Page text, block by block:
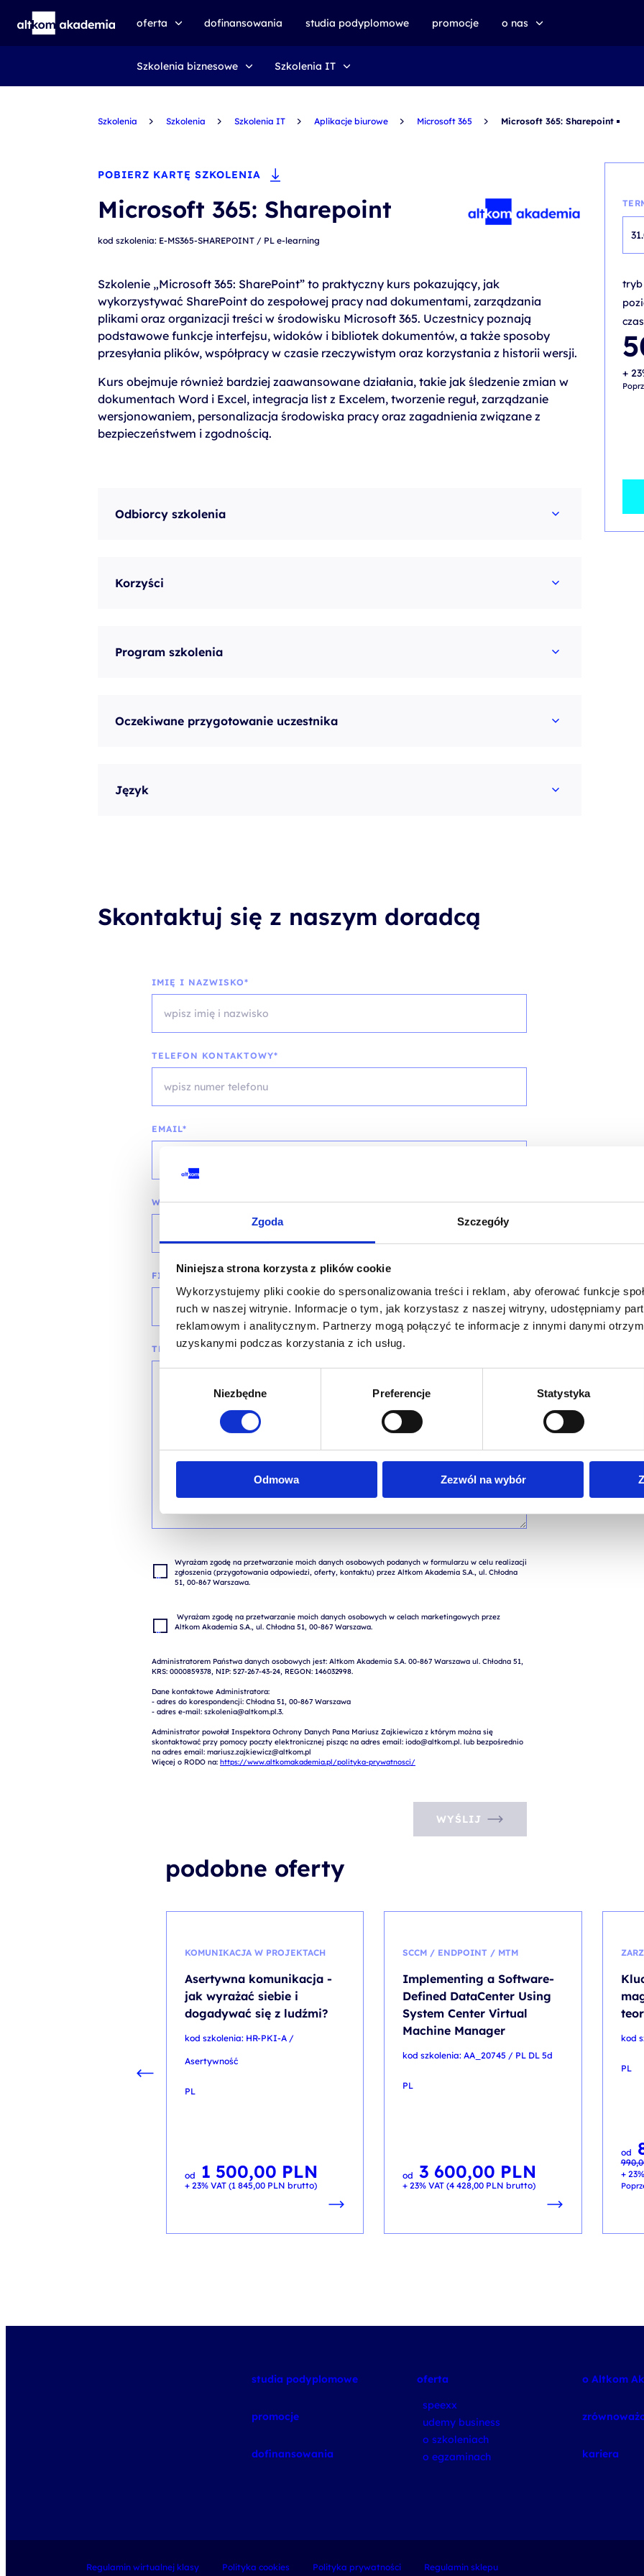
Zgoda Szczegóły
Niniejsza strona korzysta z plików cookie
Wykorzystujemy pliki cookie do spersonalizowania treści i reklam, aby oferować funkcje
ruch w naszej witrynie. Informacje o tym, jak korzystasz z naszej witryny, udostępniamy
reklamowym i analitycznym. Partnerzy mogą połączyć te informacje z innymi danymi
uzyskanymi podczas korzystania z ich usług.
Niezbędne Preferencje Statystyka
Odmowa Zezwól na wybór
oferta
speexx
certyfikat DMI
AI First
szkolenia VR
szkolenia dla produkcji
voucher szkoleniowy
szkolenia Broadcom
szkolenia SAP
szkolenia SAS
formuły szkoleń MS
szkolenia
dofinansowania studia podyplomowe promocje o nas
Szkolenia biznesowe Szkolenia IT
Szkolenia Szkolenia Szkolenia IT Aplikacje biurowe Microsoft 365 Microsoft 365: Sharepoint
POBIERZ KARTĘ SZKOLENIA
Microsoft 365: Sharepoint
kod szkolenia: E-MS365-SHAREPOINT / PL e-learning
Szkolenie „Microsoft 365: SharePoint” to praktyczny kurs pokazujący, jak
wykorzystywać SharePoint do zespołowej pracy nad dokumentami, zarządzania
plikami oraz organizacji treści w środowisku Microsoft 365. Uczestnicy poznają
podstawowe funkcje interfejsu, widoków i bibliotek dokumentów, a także sposoby
przesyłania plików, współpracy w czasie rzeczywistym oraz korzystania z historii wersji.
Kurs obejmuje również bardziej zaawansowane działania, takie jak śledzenie zmian w
dokumentach Word i Excel, integracja list z Excelem, tworzenie reguł, zarządzanie
wersjonowaniem, personalizacja środowiska pracy oraz zagadnienia związane z
bezpieczeństwem i zgodnością.
Odbiorcy szkolenia
Korzyści
Program szkolenia
Oczekiwane przygotowanie uczestnika
Język
Skontaktuj się z naszym doradcą
IMIĘ I NAZWISKO*
TELEFON KONTAKTOWY*
EMAIL*
WOJEWÓDZTWO*
FIRMA
TREŚĆ WIADOMOŚCI*
Wyrażam zgodę na przetwarzanie moich danych osobowych podanych w formularzu w celu realizacji
zgłoszenia (przygotowania odpowiedzi, oferty, kontaktu) przez Altkom Akademia S.A., ul. Chłodna
Administratorem Państwa danych osobowych jest: Altkom Akademia S.A. 00-867 Warszawa ul. Chłodna 51,
KRS: 0000859378, NIP: 527-267-43-24, REGON: 146032998.
Dane kontaktowe Administratora:
- adres do korespondencji: Chłodna 51, 00-867 Warszawa
- adres e-mail: szkolenia@altkom.pl.3.
Administrator powołał Inspektora Ochrony Danych Pana Mariusz Zajkiewicza z którym można się
skontaktować przy pomocy poczty elektronicznej pisząc na adres email: iodo@altkom.pl. lub bezpośrednio
na adres email: mariusz.zajkiewicz@altkom.pl
Więcej o RODO na: https://www.altkomakademia.pl/polityka-prywatnosci/
WYŚLIJ
tryb
cena
cena
+
podobne oferty
KOMUNIKACJA W PROJEKTACH
Asertywna komunikacja -
jak wyrażać siebie i
dogadywać się z ludźmi?
kod szkolenia: HR-PKI-A /
Asertywność
PL
od 1 500,00 PLN
+ 23% VAT (1 845,00 PLN brutto)
SCCM / ENDPOINT / MTM
Implementing a Software-
Defined DataCenter Using
System Center Virtual
Machine Manager
kod szkolenia: AA_20745 / PL DL 5d
PL
od 3 600,00 PLN
+ 23% VAT (4 428,00 PLN brutto)
kod
PL
od
cena
cena
+
studia podyplomowe
promocje
dofinansowania
oferta
speexx
udemy business
o szkoleniach
o egzaminach
o Altkom
kariera
Regulamin wirtualnej klasy Polityka cookies Polityka prywatności Regulamin sklepu